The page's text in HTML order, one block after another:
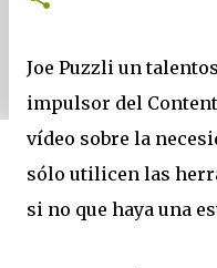
Joe Puzzli un
impulsor del
vídeo sobre la
sólo utilicen las
si no que haya una